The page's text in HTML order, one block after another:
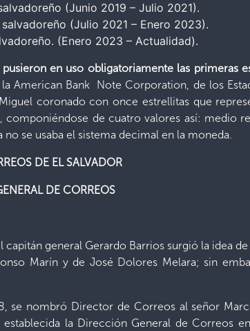
(Junio 2019 – Julio 2021).
(Julio 2021 – Enero 2023).
(Enero 2023 – Actualidad).
en uso obligatoriamente las primeras
American Bank Note Corporation, de los
coronado con once estrellitas que
componiéndose de cuatro valores así: medio
se usaba el sistema decimal en la moneda.
DE EL SALVADOR
DE CORREOS
general Gerardo Barrios surgió la idea
Marín y de José Dolores Melara; sin
se nombró Director de Correos al señor
la Dirección General de Correos